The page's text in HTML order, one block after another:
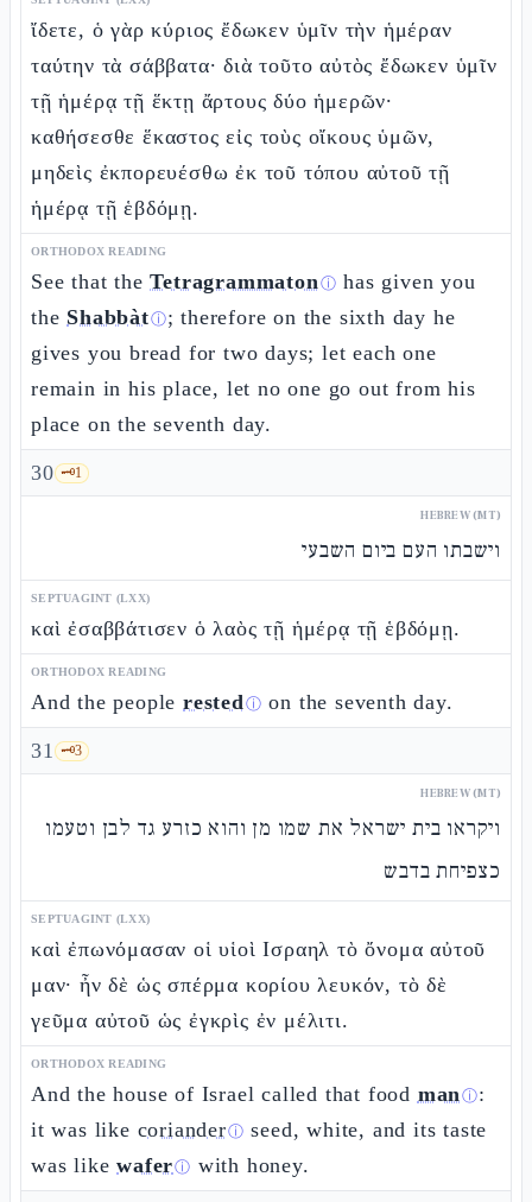
ἴδετε, ὁ γὰρ κύριος ἔδωκεν ὑμῖν τὴν ἡμέραν
ταύτην τὰ σάββατα· διὰ τοῦτο αὐτὸς ἔδωκεν ὑμῖν
τῇ ἡμέρᾳ τῇ ἕκτῃ ἄρτους δύο ἡμερῶν·
καθήσεσθε ἕκαστος εἰς τοὺς οἴκους ὑμῶν,
μηδεὶς ἐκπορευέσθω ἐκ τοῦ τόπου αὐτοῦ τῇ
ἡμέρᾳ τῇ ἑβδόμῃ.
ORTHODOX READING
See that theTetragrammatonⓘ has given you
the Shabbàtⓘ; therefore on the sixth day he
gives you bread for two days; let each one
remain in his place, let no one go out from his
place on the seventh day.
30 🗝️1
HEBREW (MT)
וישבתו העם ביום השבעי
SEPTUAGINT (LXX)
καὶ ἐσαββάτισεν ὁ λαὸς τῇ ἡμέρᾳ τῇ ἑβδόμῃ.
ORTHODOX READING
And the people restedⓘ on the seventh day.
31 🗝️3
HEBREW (MT)
ויקראו בית ישראל את שמו מן והוא כזרע גד לבן וטעמו
כצפיחת בדבש
SEPTUAGINT (LXX)
καὶ ἐπωνόμασαν οἱ υἱοὶ Ισραηλ τὸ ὄνομα αὐτοῦ
μαν· ἦν δὲ ὡς σπέρμα κορίου λευκόν, τὸ δὲ
γεῦμα αὐτοῦ ὡς ἐγκρὶς ἐν μέλιτι.
ORTHODOX READING
And the house of Israel called that food manⓘ:
it was like corianderⓘ seed, white, and its taste
was likewaferⓘ with honey.